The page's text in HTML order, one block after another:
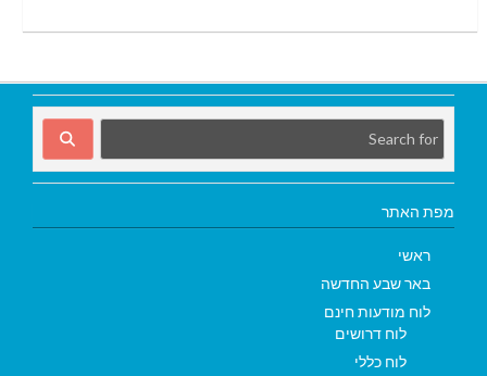
מפת האתר
ראשי
באר שבע החדשה
לוח מודעות חינם
לוח דרושים
לוח כללי